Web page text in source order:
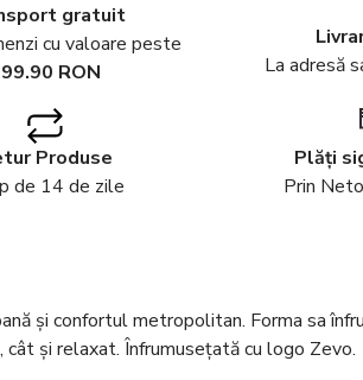
gratuit
cu valoare peste
RON
La adresă
Produse
de 14 de zile
Plăți
Prin
și confortul metropolitan. Forma sa
și relaxat. Înfrumusețată cu logo Zevo.